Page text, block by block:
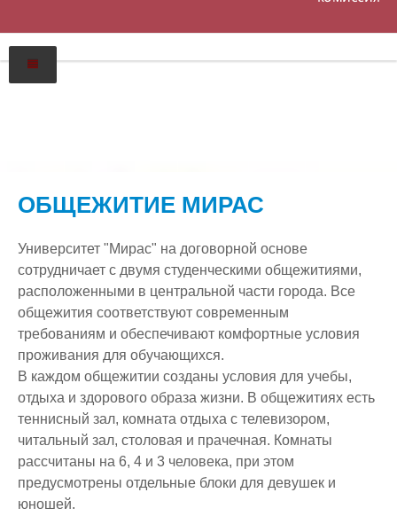
Лицензия и приложения
Свидетельства об аккредитации
Институциональная Аккредитация
Специализированная (программная) Аккредитация
Документация
Организационная структура
Программа Развития
Политика в области обеспечения качества
Академическая политика
Бонусные программы
Новости
Архив
Стандарт диплома собственного образца
Объявления
Ассоциация выпускников
Антикоррупционная деятельность
Наши руководители
Комитет по делам молодежи
Секторы
Отдел социальной и воспитательной работы
Научно-Исследовательская Работа
Научные направления и научные школы
Научные проекты
Финансируемые НИР
Защита интеллектуальной собственности
Приёмная комиссия
Программы вступительных испытаний
Отдел магистратуры
Отдел административного управления и кадров
Центр Обслуживания Студентов
Скидки
Студенту
Miras Guide
Студенческая жизнь
Наши клубы
Оплата за обучение
Образовательные программы
Прайс
Фотогалерея
Вакансии
F.A.Q.
Обратная связь
Задать вопрос ректору
Блог Ректора
Жалоба On-line
Контакты
Онлайн приемная
ОБЩЕЖИТИЕ МИРАС
Университет "Мирас" на договорной основе
сотрудничает с двумя студенческими общежитиями,
расположенными в центральной части города. Все
общежития соответствуют современным
требованиям и обеспечивают комфортные условия
проживания для обучающихся.
В каждом общежитии созданы условия для учебы,
отдыха и здорового образа жизни. В общежитиях есть
теннисный зал, комната отдыха с телевизором,
читальный зал, столовая и прачечная. Комнаты
рассчитаны на 6, 4 и 3 человека, при этом
предусмотрены отдельные блоки для девушек и
юношей.